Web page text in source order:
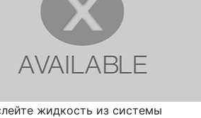
жидкость из системы